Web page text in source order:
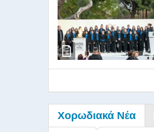
Χορωδιακά Νέα